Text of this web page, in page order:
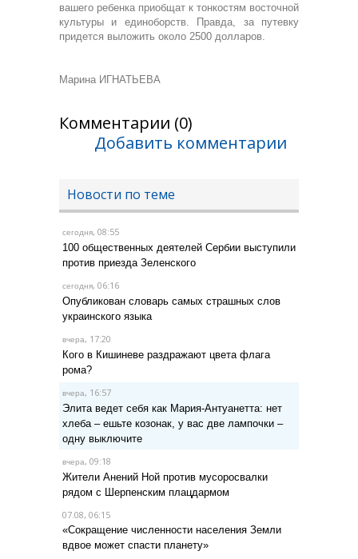
вашего ребенка приобщат к тонкостям восточной
культуры и единоборств. Правда, за путевку
придется выложить около 2500 долларов.
Марина ИГНАТЬЕВА
Комментарии (0)
Добавить комментарии
Новости по теме
сегодня, 08:55
100 общественных деятелей Сербии выступили
против приезда Зеленского
сегодня, 06:16
Опубликован словарь самых страшных слов
украинского языка
вчера, 17:20
Кого в Кишиневе раздражают цвета флага
рома?
вчера, 16:57
Элита ведет себя как Мария-Антуанетта: нет
хлеба – ешьте козонак, у вас две лампочки –
одну выключите
вчера, 09:18
Жители Анений Ной против мусоросвалки
рядом с Шерпенским плацдармом
07.08, 06:15
«Сокращение численности населения Земли
вдвое может спасти планету»